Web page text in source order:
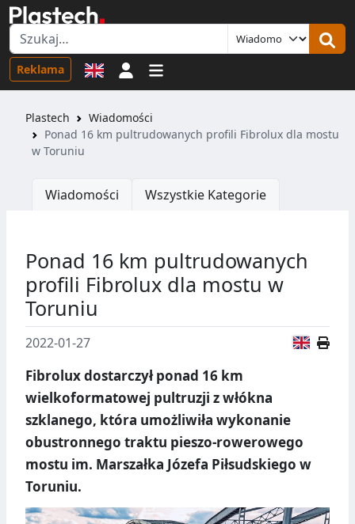
Reklama Logowanie
Plastech
Wiadomości
Ponad 16 km pultrudowanych profili Fibrolux dla mostu
w Toruniu
Wiadomości Wszystkie Kategorie
Ponad 16 km pultrudowanych
profili Fibrolux dla mostu w
Toruniu
2022-01-27
Fibrolux dostarczył ponad 16 km
wielkoformatowej pultruzji z włókna
szklanego, która umożliwiła wykonanie
obustronnego traktu pieszo-rowerowego
mostu im. Marszałka Józefa Piłsudskiego w
Toruniu.